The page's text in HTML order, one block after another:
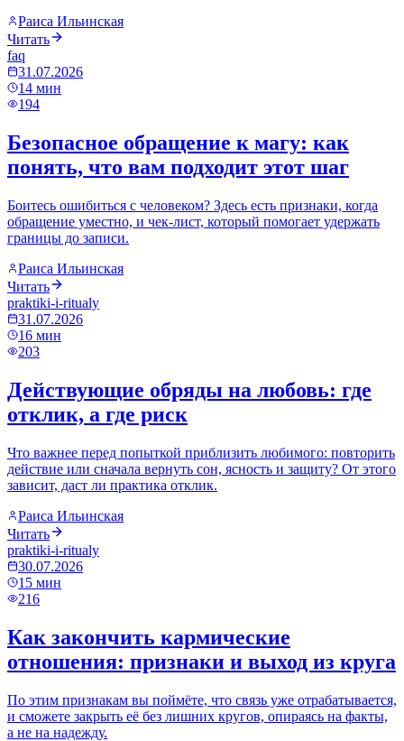
Раиса Ильинская
Читать
faq
31.07.2026
14 мин
194
Безопасное обращение к магу: как
понять, что вам подходит этот шаг
Боитесь ошибиться с человеком? Здесь есть признаки, когда
обращение уместно, и чек-лист, который помогает удержать
границы до записи.
Раиса Ильинская
Читать
praktiki-i-ritualy
31.07.2026
16 мин
203
Действующие обряды на любовь: где
отклик, а где риск
Что важнее перед попыткой приблизить любимого: повторить
действие или сначала вернуть сон, ясность и защиту? От этого
зависит, даст ли практика отклик.
Раиса Ильинская
Читать
praktiki-i-ritualy
30.07.2026
15 мин
216
Как закончить кармические
отношения: признаки и выход из круга
По этим признакам вы поймёте, что связь уже отрабатывается,
и сможете закрыть её без лишних кругов, опираясь на факты,
а не на надежду.